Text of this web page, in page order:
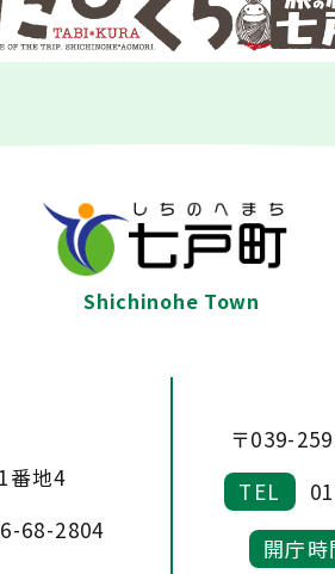
Shichinohe Town
番地4
68-2804
〒039-
TEL
開庁時